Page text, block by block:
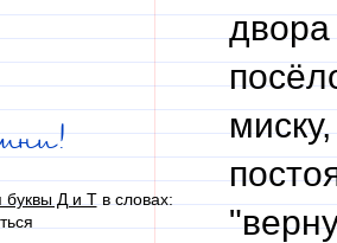
буквы Д и Тв словах: